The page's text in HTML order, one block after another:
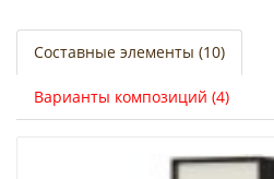
Составные элементы (10)
Варианты композиций (4)